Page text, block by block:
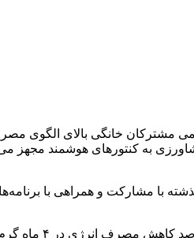
تمامی مشترکان خانگی بالای
به کنتورهای هوشمند مجهز
با مشارکت و همراهی با